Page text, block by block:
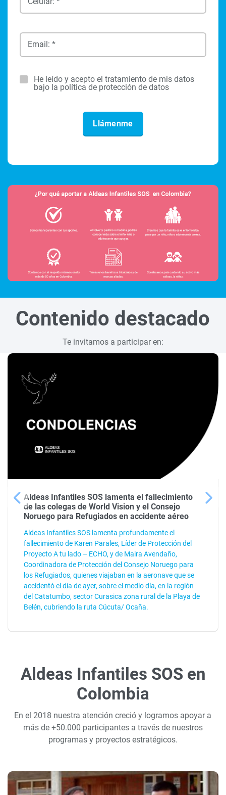
Email: *
He leído y acepto el tratamiento de mis datos
bajo la política de protección de datos
Contenido destacado
Te invitamos a participar en:
Aldeas Infantiles SOS lamenta el fallecimiento
de las colegas de World Vision y el Consejo
Noruego para Refugiados en accidente aéreo
Aldeas Infantiles SOS lamenta profundamente el
fallecimiento de Karen Parales, Líder de Protección del
Proyecto A tu lado – ECHO, y de Maira Avendaño,
Coordinadora de Protección del Consejo Noruego para
los Refugiados, quienes viajaban en la aeronave que se
accidentó el día de ayer, sobre el medio día, en la región
del Catatumbo, sector Curasica zona rural de la Playa de
Belén, cubriendo la ruta Cúcuta/ Ocaña.
Aldeas Infantiles SOS en
Colombia
En el 2018 nuestra atención creció y logramos apoyar a
más de +50.000 participantes a través de nuestros
programas y proyectos estratégicos.